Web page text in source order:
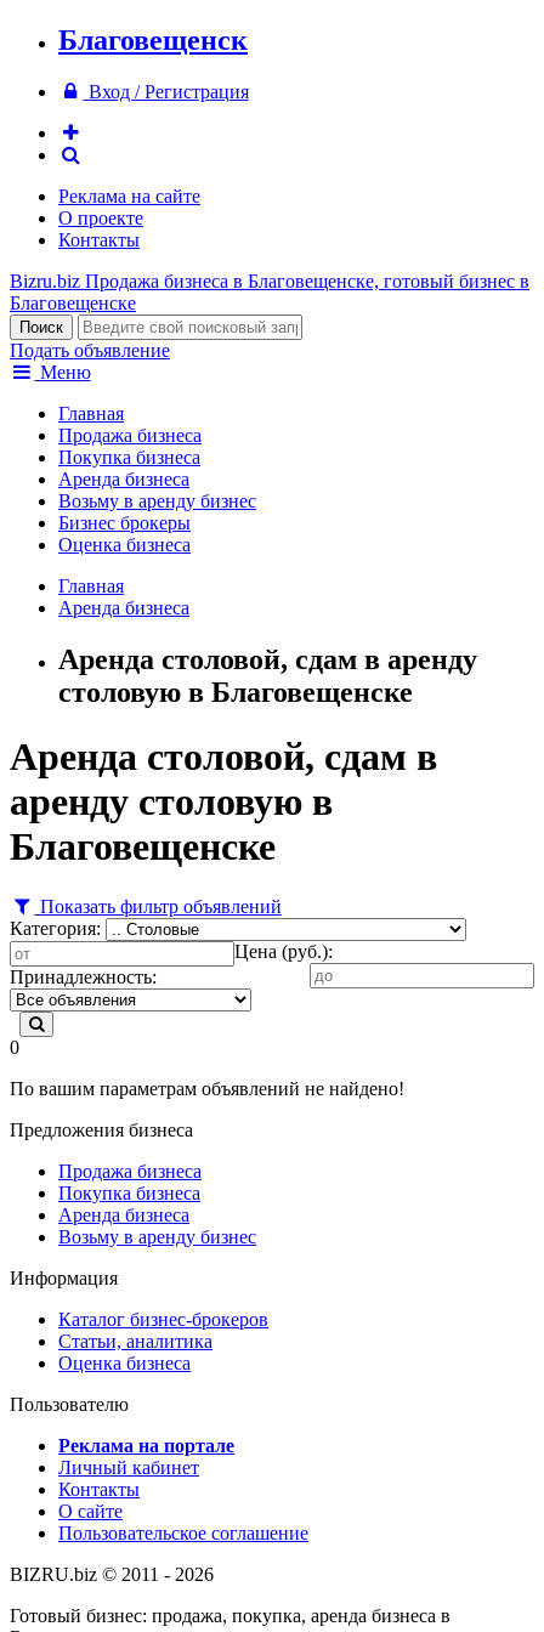
Благовещенск
Вход / Регистрация
Реклама на сайте
О проекте
Контакты
Bizru.biz Продажа бизнеса в Благовещенске, готовый бизнес в
Благовещенске
Подать объявление
Меню
Главная
Продажа бизнеса
Покупка бизнеса
Аренда бизнеса
Возьму в аренду бизнес
Бизнес брокеры
Оценка бизнеса
Главная
Аренда бизнеса
Аренда столовой, сдам в аренду
столовую в Благовещенске
Аренда столовой, сдам в
аренду столовую в
Благовещенске
Показать фильтр объявлений
Категория:
Цена (руб.):
Принадлежность:
0
По вашим параметрам объявлений не найдено!
Предложения бизнеса
Продажа бизнеса
Покупка бизнеса
Аренда бизнеса
Возьму в аренду бизнес
Информация
Каталог бизнес-брокеров
Статьи, аналитика
Оценка бизнеса
Пользователю
Реклама на портале
Личный кабинет
Контакты
О сайте
Пользовательское соглашение
BIZRU.biz © 2011 - 2026
Готовый бизнес: продажа, покупка, аренда бизнеса в